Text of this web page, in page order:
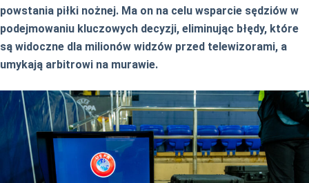
powstania piłki nożnej. Ma on na celu wsparcie sędziów w
podejmowaniu kluczowych decyzji, eliminując błędy, które
są widoczne dla milionów widzów przed telewizorami, a
umykają arbitrowi na murawie.